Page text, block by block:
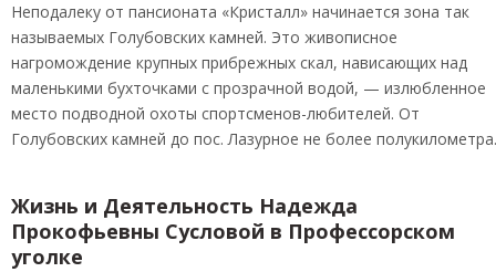
Неподалеку от пансионата «Кристалл» начинается зона так
называемых Голубовских камней. Это живописное
нагромождение крупных прибрежных скал, нависающих над
маленькими бухточками с прозрачной водой, — излюбленное
место подводной охоты спортсменов-любителей. От
Голубовских камней до пос. Лазурное не более полукилометра.
Жизнь и Деятельность Надежда
Прокофьевны Сусловой в Профессорском
уголке